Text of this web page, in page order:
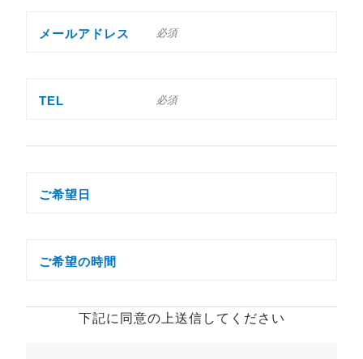
メールアドレス
TEL
ご希望日
ご希望の時間
下記に同意の上送信してください